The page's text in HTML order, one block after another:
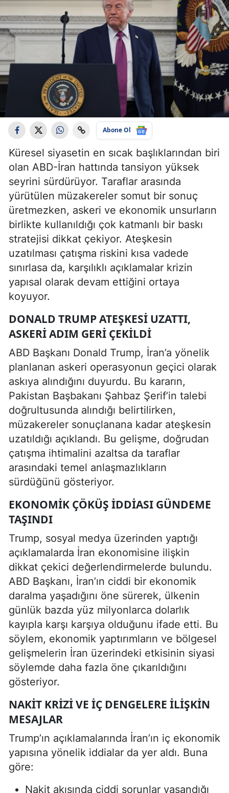
Abone Ol
Küresel siyasetin en sıcak başlıklarından biri
olan ABD-İran hattında tansiyon yüksek
seyrini sürdürüyor. Taraflar arasında
yürütülen müzakereler somut bir sonuç
üretmezken, askeri ve ekonomik unsurların
birlikte kullanıldığı çok katmanlı bir baskı
stratejisi dikkat çekiyor. Ateşkesin
uzatılması çatışma riskini kısa vadede
sınırlasa da, karşılıklı açıklamalar krizin
yapısal olarak devam ettiğini ortaya
koyuyor.
DONALD TRUMP ATEŞKESI UZATTI,
ASKERI ADIM GERI ÇEKILDI
ABD Başkanı Donald Trump, İran’a yönelik
planlanan askeri operasyonun geçici olarak
askıya alındığını duyurdu. Bu kararın,
Pakistan Başbakanı Şahbaz Şerif’in talebi
doğrultusunda alındığı belirtilirken,
müzakereler sonuçlanana kadar ateşkesin
uzatıldığı açıklandı. Bu gelişme, doğrudan
çatışma ihtimalini azaltsa da taraflar
arasındaki temel anlaşmazlıkların
sürdüğünü gösteriyor.
EKONOMIK ÇÖKÜŞ IDDIASI GÜNDEME
TAŞINDI
Trump, sosyal medya üzerinden yaptığı
açıklamalarda İran ekonomisine ilişkin
dikkat çekici değerlendirmelerde bulundu.
ABD Başkanı, İran’ın ciddi bir ekonomik
daralma yaşadığını öne sürerek, ülkenin
günlük bazda yüz milyonlarca dolarlık
kayıpla karşı karşıya olduğunu ifade etti. Bu
söylem, ekonomik yaptırımların ve bölgesel
gelişmelerin İran üzerindeki etkisinin siyasi
söylemde daha fazla öne çıkarıldığını
gösteriyor.
NAKIT KRIZI VE IÇ DENGELERE ILIŞKIN
MESAJLAR
Trump’ın açıklamalarında İran’ın iç ekonomik
yapısına yönelik iddialar da yer aldı. Buna
göre:
Nakit akışında ciddi sorunlar yaşandığı